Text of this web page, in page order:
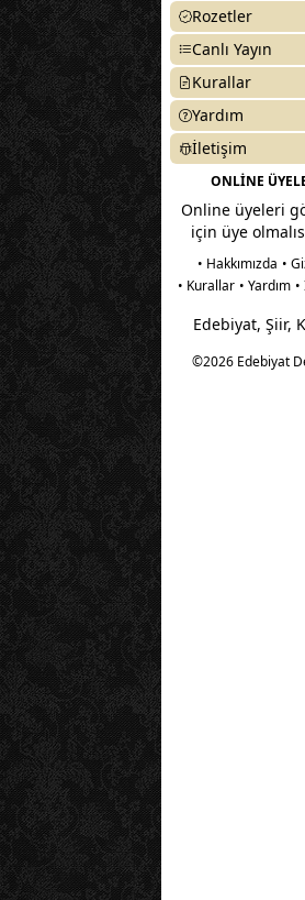
Rozetler
Canlı Yayın
Kurallar
Yardım
İletişim
ONLİNE
Online üyeleri
için üye
• Hakkımızda •
• Kurallar • Yardım
Edebiyat, Şiir,
©2026 Edebiyat